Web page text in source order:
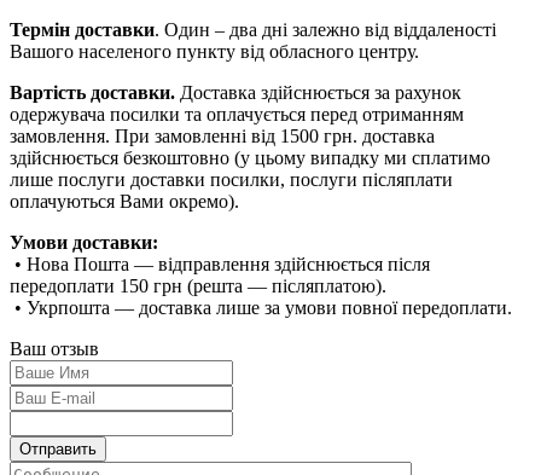
Термін доставки. Один – два дні залежно від віддаленості
Вашого населеного пункту від обласного центру.
Вартість доставки. Доставка здійснюється за рахунок
одержувача посилки та оплачується перед отриманням
замовлення. При замовленні від 1500 грн. доставка
здійснюється безкоштовно (у цьому випадку ми сплатимо
лише послуги доставки посилки, послуги післяплати
оплачуються Вами окремо).
Умови доставки:
• Нова Пошта — відправлення здійснюється після
передоплати 150 грн (решта — післяплатою).
• Укрпошта — доставка лише за умови повної передоплати.
Ваш отзыв